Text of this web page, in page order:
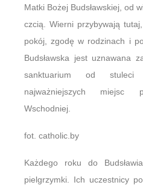
Matki Bożej Budsławskiej, od
czcią. Wierni przybywają
pokój, zgodę w rodzinach i
Budsławska jest uznawana
sanktuarium od
najważniejszych miejsc
Wschodniej.
fot. catholic.by
Każdego roku do
pielgrzymki. Ich uczestnicy